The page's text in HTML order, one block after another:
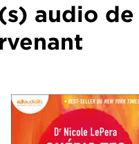
audio de